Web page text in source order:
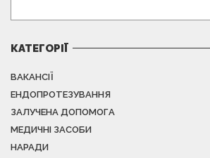
КАТЕГОРІЇ
ВАКАНСІЇ
ЕНДОПРОТЕЗУВАННЯ
ЗАЛУЧЕНА ДОПОМОГА
МЕДИЧНІ ЗАСОБИ
НАРАДИ